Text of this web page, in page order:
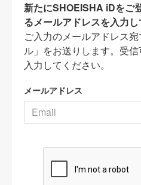
新たにSHOEISHA iDをご
るメールアドレスを入力し
ご入力のメールアドレス
ル」をお送りします。受
入力してください。
メールアドレス